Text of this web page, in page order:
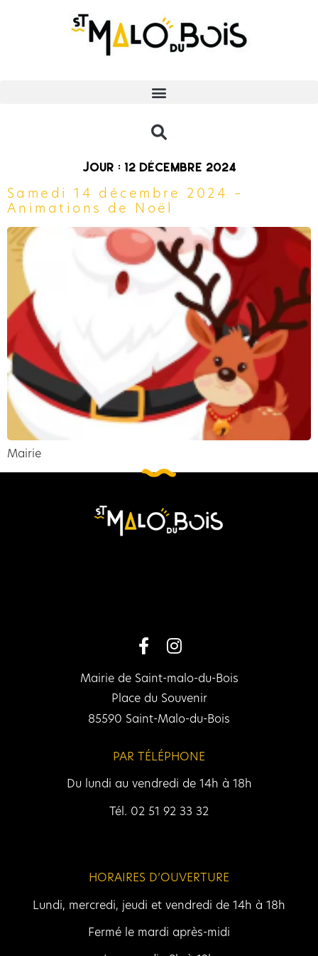
Jour : 12 décembre 2024
Samedi 14 décembre 2024 –
Animations de Noël
Mairie
Mairie de Saint-malo-du-Bois
Place du Souvenir
85590 Saint-Malo-du-Bois
PAR TÉLÉPHONE
Du lundi au vendredi de 14h à 18h
Tél. 02 51 92 33 32
HORAIRES D’OUVERTURE
Lundi, mercredi, jeudi et vendredi de 14h à 18h
Fermé le mardi après-midi